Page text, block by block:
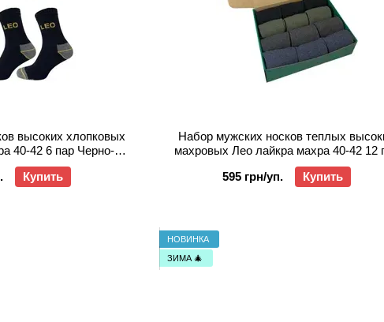
высоких хлопковых
40-42 6 пар Черно-
Купить
Набор мужских носков теплых
махровых Лео лайкра махра 40-42 12
Серый/Олива/Джинс/Черный
595 грн/уп.
Купить
НОВИНКА
ЗИМА 🎄